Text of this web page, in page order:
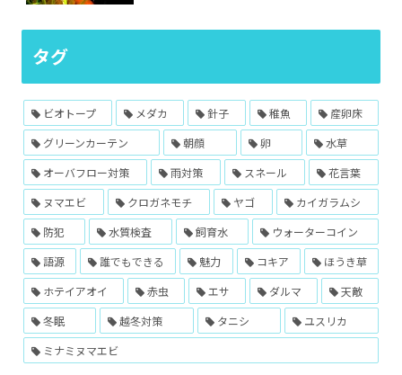
タグ
ビオトープ メダカ 針子 稚魚
産卵床
グリーンカーテン
朝顔 卵
水草
オーバフロー対策
雨対策 スネール
花言葉
ヌマエビ
クロガネモチ ヤゴ
カイガラムシ
防犯
水質検査 飼育水
ウォーターコイン
語源
誰でもできる 魅力 コキア
ほうき草
ホテイアオイ
赤虫 エサ ダルマ
天敵
冬眠
越冬対策 タニシ
ユスリカ
ミナミヌマエビ